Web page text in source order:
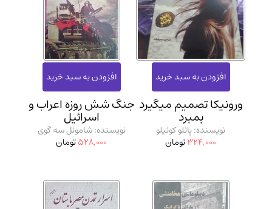
ورونیکا تصمیم میگیرد
بمبرد
نویسنده: پائلو کوئیلو
324,000تومان
جنگ شش روزه اعراب و
اسرائیل
نویسنده: شاموئل سه گوی
528,000تومان